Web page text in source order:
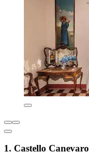
1. Castello Canevaro